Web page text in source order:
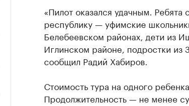
«Пилот оказался удачным. Ребята
республику — уфимские
Белебеевском районах, дети из
Иглинском районе, подростки из
сообщил Радий Хабиров.
Стоимость тура на одного
Продолжительность — не менее